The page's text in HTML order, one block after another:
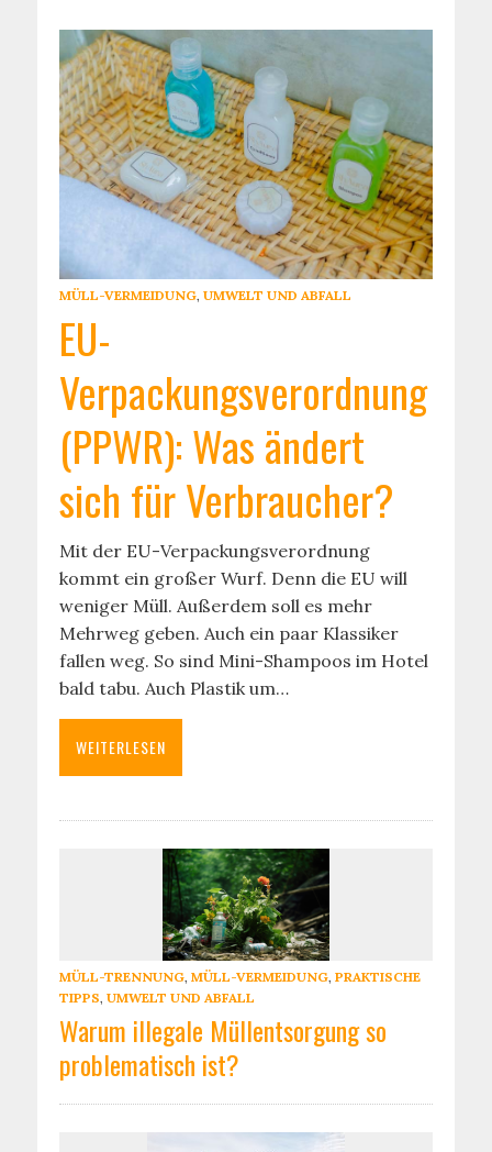
MÜLL-VERMEIDUNG, UMWELT UND ABFALL
EU-
Verpackungsverordnung
(PPWR): Was ändert
sich für Verbraucher?
Mit der EU-Verpackungsverordnung
kommt ein großer Wurf. Denn die EU will
weniger Müll. Außerdem soll es mehr
Mehrweg geben. Auch ein paar Klassiker
fallen weg. So sind Mini-Shampoos im Hotel
bald tabu. Auch Plastik um…
WEITERLESEN
MÜLL-TRENNUNG, MÜLL-VERMEIDUNG, PRAKTISCHE
TIPPS, UMWELT UND ABFALL
Warum illegale Müllentsorgung so
problematisch ist?